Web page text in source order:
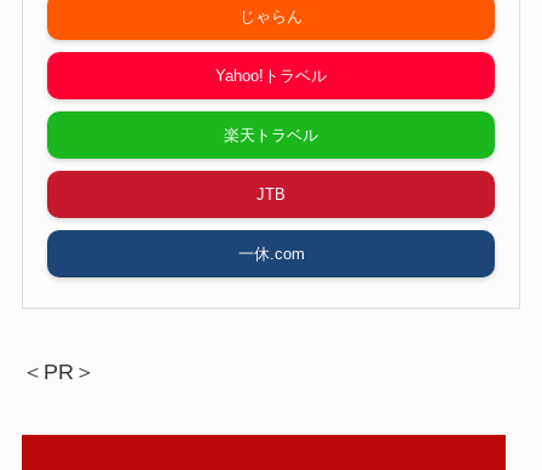
じゃらん
Yahoo!トラベル
楽天トラベル
JTB
一休.com
＜PR＞